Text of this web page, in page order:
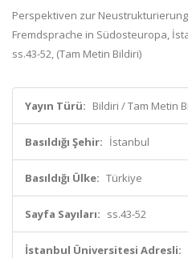
Perspektiven zur
Fremdsprache in Südosteuropa,
ss.43-52, (Tam Metin Bildiri)
Yayın Türü: Bildiri / Tam Metin
Basıldığı Şehir: İstanbul
Basıldığı Ülke: Türkiye
Sayfa Sayıları: ss.43-52
İstanbul Üniversitesi Adresli: